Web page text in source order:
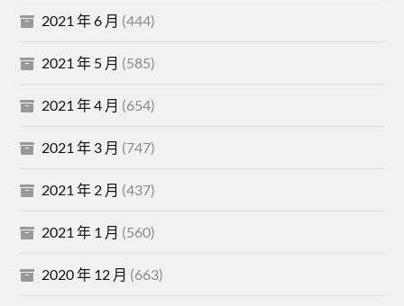
2021 年 6 月 (444)
2021 年 5 月 (585)
2021 年 4 月 (654)
2021 年 3 月 (747)
2021 年 2 月 (437)
2021 年 1 月 (560)
2020 年 12 月 (663)